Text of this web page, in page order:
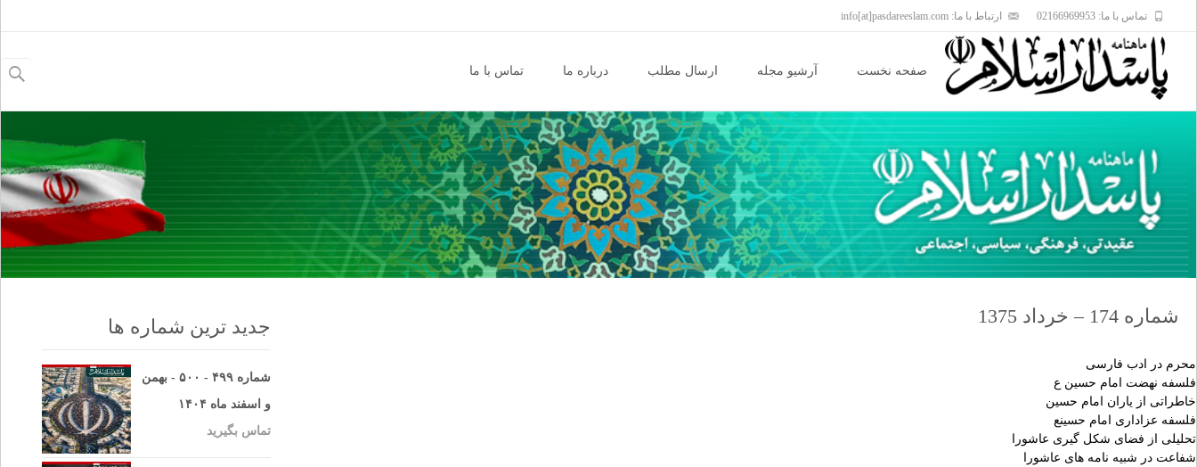
تماس با ما: 02166969953 ارتباط با ما: info[at]pasdareeslam.com
content
صفحه نخست آرشیو مجله ارسال مطلب درباره ما تماس با ما
برای:
شماره 174 – خرداد 1375
محرم در ادب فارسى
فلسفه نهضت امام حسين ع
خاطراتى از ياران امام حسين
فلسفه عزادارى امام حسينع
تحليلى از فضاى شكل گيرى عاشورا
شفاعت در شبيه نامه هاى عاشورا
جدید ترین شماره ها
شماره ۴۹۹ - ۵۰۰ - بهمن
و اسفند ماه ۱۴۰۴
تماس بگیرید